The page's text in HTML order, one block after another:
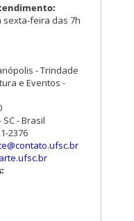
sexta-feira das 7h
- Trindade
e Eventos -
- Brasil
2376